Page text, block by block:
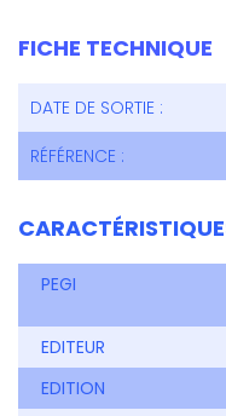
FICHE TECHNIQUE
DATE DE SORTIE :
RÉFÉRENCE :
PEGI
EDITEUR
EDITION